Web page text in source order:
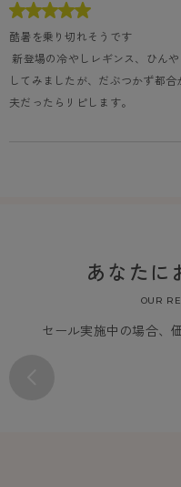
酷暑を乗り切れそうです
してみましたが、だぶつかず都
夫だったらリピします。
あなたに
OUR
セール実施中の場合、